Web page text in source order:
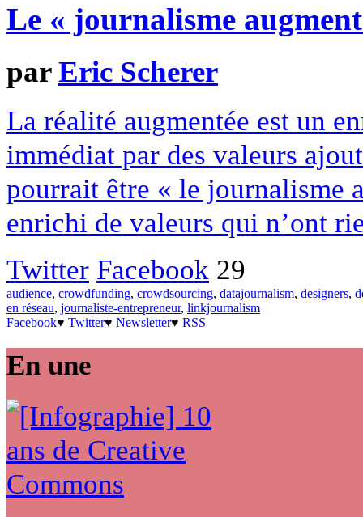
Le « journalisme
parEric Scherer
La réalité augmentée est un
immédiat par des valeurs
pourrait être « le journalisme
enrichi de valeurs qui n’ont
Twitter Facebook 29
audience, crowdfunding, crowdsourcing, datajournalism, designers,
en réseau, journaliste-entrepreneur, linkjournalism
Facebook♥ Twitter♥ Newsletter♥ RSS
En une